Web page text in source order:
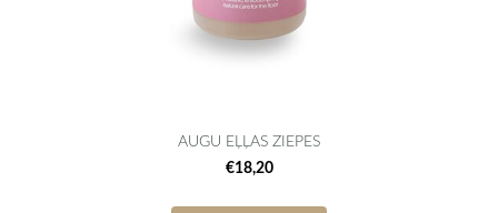
AUGU EĻĻAS ZIEPES
€18,20